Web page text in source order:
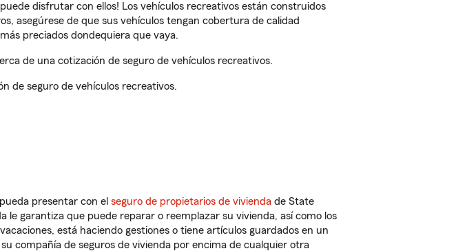
disfrutar con ellos! Los vehículos recreativos están construidos
asegúrese de que sus vehículos tengan cobertura de calidad
preciados dondequiera que vaya.
de una cotización de seguro de vehículos recreativos.
de seguro de vehículos recreativos.
presentar con el seguro de propietarios de vivienda de State
le garantiza que puede reparar o reemplazar su vivienda, así como los
está haciendo gestiones o tiene artículos guardados en un
compañía de seguros de vivienda por encima de cualquier otra